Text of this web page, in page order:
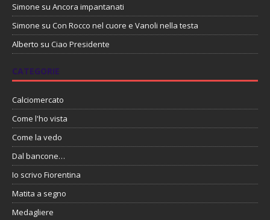
Simone su Ancora impantanati
Simone su Con Rocco nel cuore e Vanoli nella testa
Alberto su Ciao Presidente
CATEGORIE
Calciomercato
Come l'ho vista
Come la vedo
Dal bancone…
Io scrivo Fiorentina
Matita a segno
Medagliere